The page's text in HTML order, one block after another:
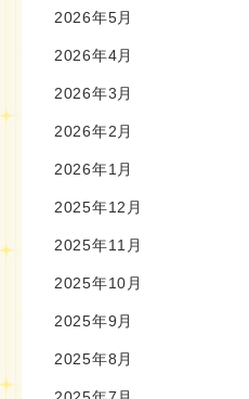
2026年5月
2026年4月
2026年3月
2026年2月
2026年1月
2025年12月
2025年11月
2025年10月
2025年9月
2025年8月